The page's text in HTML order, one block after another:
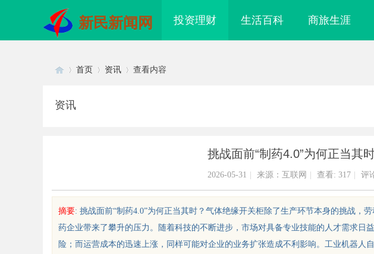
新民新闻网 投资理财 生活百科 商旅生涯
sc
首页 资讯 查看内容
资讯
挑战面前“制药4.0”为何正当其
2026-05-31 来源：互联网 查看: 317 评
摘要: 挑战面前“制药4.0”为何正当其时？气体绝缘开关柜除了生产环节本身的挑战，
药企业带来了攀升的压力。随着科技的不断进步，市场对具备专业技能的人才需求日
险；而运营成本的迅速上涨，同样可能对企业的业务扩张造成不利影响。工业机器人